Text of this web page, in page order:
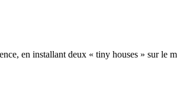
en installant deux « tiny houses » sur le